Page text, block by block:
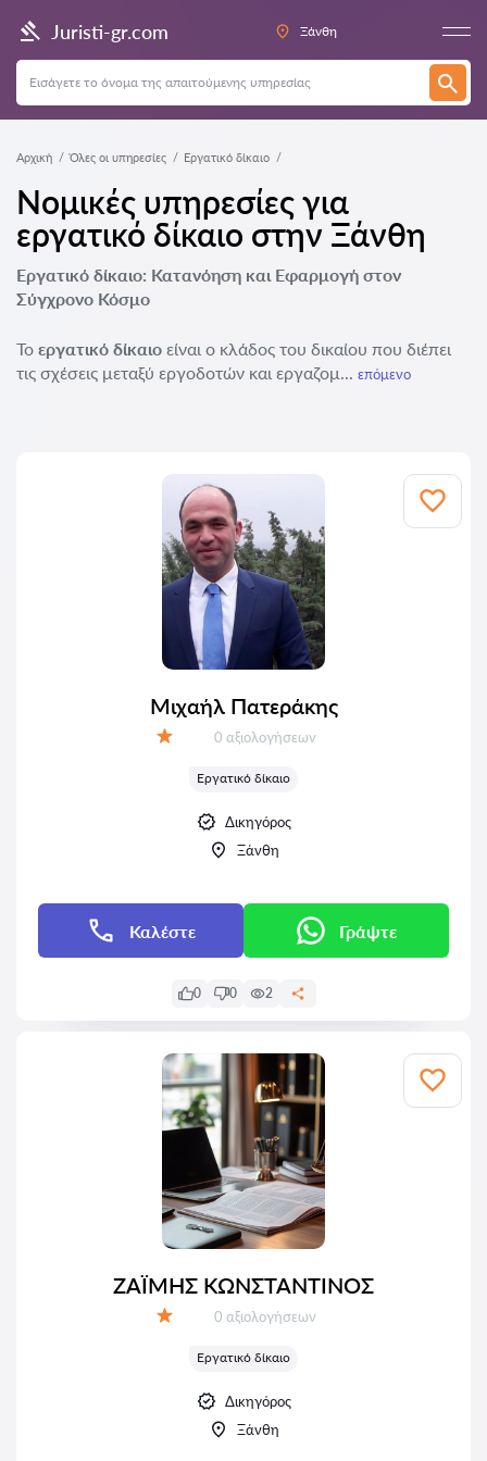
Juristi-gr.com Ξάνθη
Αρχική Όλες οι υπηρεσίες Εργατικό δίκαιο
Νομικές υπηρεσίες για
εργατικό δίκαιο στην Ξάνθη
Εργατικό δίκαιο: Κατανόηση και Εφαρμογή στον
Σύγχρονο Κόσμο
Το εργατικό δίκαιο είναι ο κλάδος του δικαίου που διέπει
τις σχέσεις μεταξύ εργοδοτών και εργαζομ... επόμενο
Μιχαήλ Πατεράκης
Αξιολογήσεις:
0 αξιολογήσεων
Εργατικό δίκαιο
Δικηγόρος
Ξάνθη
Καλέστε Γράψτε
0 0 2
ΖΑΪΜΗΣ ΚΩΝΣΤΑΝΤΙΝΟΣ
Αξιολογήσεις:
0 αξιολογήσεων
Εργατικό δίκαιο
Δικηγόρος
Ξάνθη